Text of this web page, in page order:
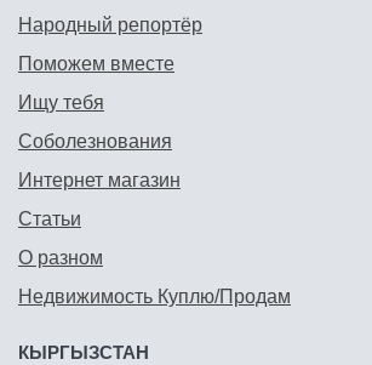
Народный репортёр
Поможем вместе
Ищу тебя
Соболезнования
Интернет магазин
Статьи
О разном
Недвижимость Куплю/Продам
КЫРГЫЗСТАН